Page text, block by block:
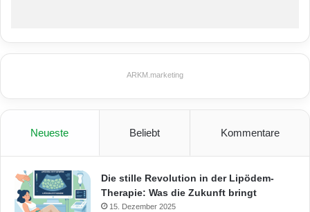
ARKM.marketing
Neueste Beliebt Kommentare
Die stille Revolution in der Lipödem-
Therapie: Was die Zukunft bringt
15. Dezember 2025